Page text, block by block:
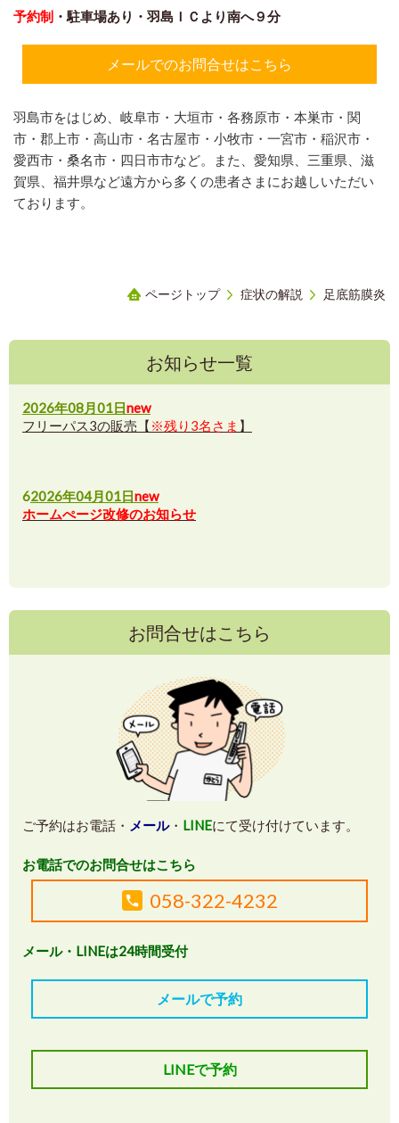
予約制 ・駐車場あり・羽島ＩＣより南へ９分
メールでのお問合せはこちら
羽島市をはじめ、岐阜市・大垣市・各務原市・本巣市・関
市・郡上市・高山市・名古屋市・小牧市・一宮市・稲沢市・
愛西市・桑名市・四日市市など。
また、愛知県、三重県、滋
賀県、福井県など遠方から多くの患者さまにお越しいただい
ております。
ページトップ 症状の解説 足底筋膜炎
お知らせ一覧
2026年08月01日new
フリーパス3の販売【 ※残り3名さま 】
62026年04月01日new
ホームぺージ改修のお知らせ
お問合せはこちら
ご予約はお電話・ メール・ LINEにて受け付けています。
お電話でのお問合せはこちら
058-322-4232
メール・LINEは24時間受付
メールで予約
LINEで予約